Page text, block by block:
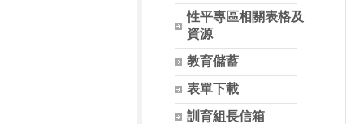
性平專區相關表格及
資源
教育儲蓄
表單下載
訓育組長信箱